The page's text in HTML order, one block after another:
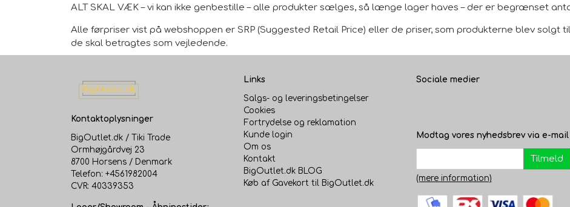
ALT SKAL VÆK – vi kan ikke genbestille – alle produkter sælges, så længe lager haves – der er begrænset
Alle førpriser vist på webshoppen er SRP (Suggested Retail Price) eller de priser, som produkterne blev solgt
de skal betragtes som vejledende.
Kontaktoplysninger
BigOutlet.dk / Tiki Trade
Ormhøjgårdvej 23
8700 Horsens / Denmark
Telefon: +4561982004
CVR: 40339353
Links
Salgs- og leveringsbetingelser
Cookies
Fortrydelse og reklamation
Kunde login
Om os
Kontakt
BigOutlet.dk BLOG
Køb af Gavekort til BigOutlet.dk
Sociale medier
Modtag vores nyhedsbrev via e-mail
Tilmeld
(mere information)